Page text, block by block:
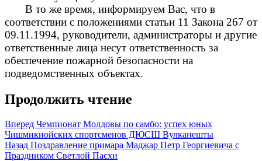
В то же время, информируем Вас, что в
соответствии с положениями статьи 11 Закона 267 от
09.11.1994, руководители, администраторы и другие
ответственные лица несут ответственность за
обеспечение пожарной безопасности на
подведомственных объектах.
Продолжить чтение
Вперед Чемпионат Молдовы по самбо: успех юных
Чишмикиойских спортсменов ДЮСШ Вулканешты
Назад Поздравление примара Маджар Петр Георгиевича с
Праздником Светлой Пасхи